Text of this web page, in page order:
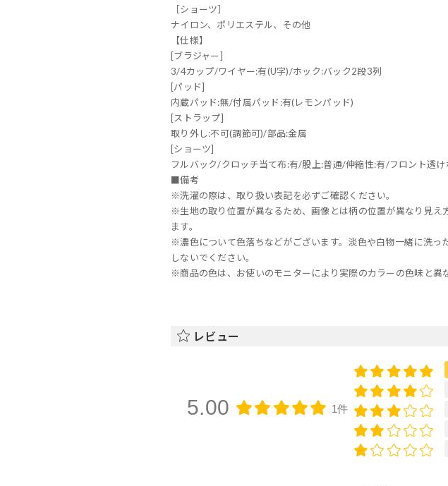
［ショーツ］
ナイロン、ポリエステル、その他
【仕様】
[ブラジャー]
3/4カップ/ワイヤー:有(U字)/ホック:バック2段3列
[パッド]
内蔵パッド:無/付属パッド:有(レモンパッド)
[ストラップ]
取り外し:不可(調節可)/部品:金属
[ショーツ]
フルバック/クロッチ当て布:有/股上:普通/伸縮性:有/フロント透け
■備考
※洗濯の際は、取り扱い表記を必ずご確認ください。
※生地の取り位置が異なるため、画像とは柄の位置が異なり見え
ます。
※濃色について色落ちなどがございます。淡色や白物一緒に洗っ
しないでください。
※商品の色は、お使いのモニターにより実際のカラーの色味と異
レビュー
5.00 1件